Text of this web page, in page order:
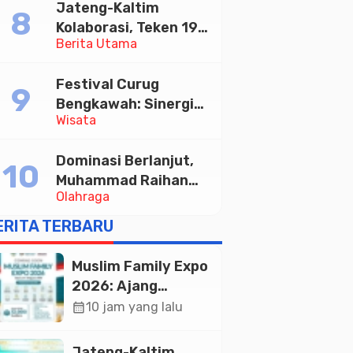
Tabungan Bima Bank
Jateng
Berita Utama
Jateng-Kaltim
Kolaborasi, Teken 19
Kerja Sama Ekonomi
Wisata
Festival Curug
Bengkawah: Sinergi
Desa Sikasur dan
Memajukan Wisata
serta UMKM Lokal
Olahraga
Dominasi Berlanjut,
Muhammad Raihan
Fadila Sabet Emas
Kyorugi di Asian
Taekwondo Indonesia
Open 2026
TERBARU
Muslim Family Expo
2026: Ajang
Silaturahim dan
Ekonomi Halal di
calendar_month10 jam yang lalu